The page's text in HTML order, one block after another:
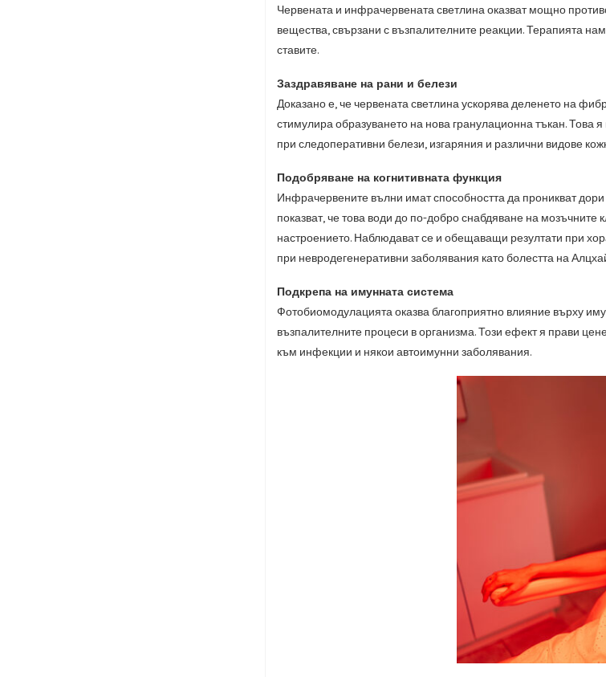
Червената и инфрачервената светлина оказват мощно
вещества, свързани с възпалителните реакции. Терапията
ставите.
Заздравяване на рани и белези
Доказано е, че червената светлина ускорява деленето на
стимулира образуването на нова гранулационна тъкан. Това
при следоперативни белези, изгаряния и различни видове
Подобряване на когнитивната функция
Инфрачервените вълни имат способността да проникват
показват, че това води до по-добро снабдяване на
настроението. Наблюдават се и обещаващи резултати при
при невродегенеративни заболявания като болестта на
Подкрепа на имунната система
Фотобиомодулацията оказва благоприятно влияние върху
възпалителните процеси в организма. Този ефект я прави
към инфекции и някои автоимунни заболявания.